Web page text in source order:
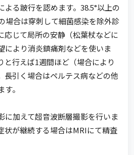
る跛行を認めます。38.5°以上の
場合は穿刺して細菌感染を除外診
応じて局所の安静（松葉杖などに
により消炎鎮痛剤などを使いま
と行えば1週間ほど（場合により
長引く場合はペルテス病などの他
。
加えて超音波断層撮影を行いま
状が継続する場合はMRIにて精査